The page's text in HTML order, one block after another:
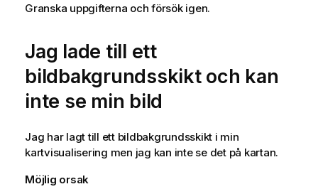
Granska uppgifterna och försök igen.
Jag lade till ett
bildbakgrundsskikt och kan
inte se min bild
Jag har lagt till ett bildbakgrundsskikt i min
kartvisualisering men jag kan inte se det på kartan.
Möjlig orsak